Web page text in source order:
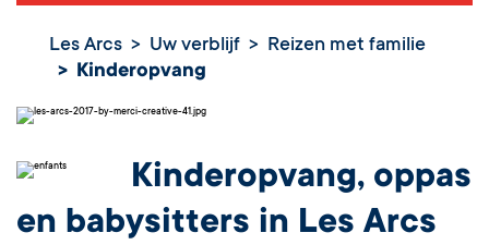
Les Arcs Uw verblijf
Reizen met familie
Kinderopvang
Kinderopvang, oppas
en babysitters in Les Arcs